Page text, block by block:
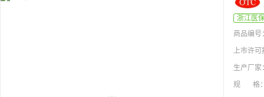
浙江医
商品编号
上市许可
生产厂家
规 格